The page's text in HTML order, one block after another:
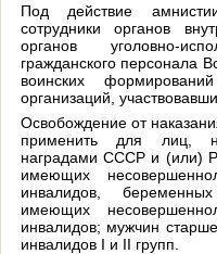
Под действие
сотрудники органов
органов уголовно-
гражданского персонала
воинских
организаций,
Освобождение от
применить для лиц,
наградами СССР и (или)
имеющих
инвалидов,
имеющих
инвалидов; мужчин
инвалидов I и II групп.